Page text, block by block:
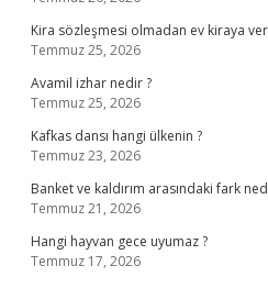
Kira sözleşmesi olmadan ev kiraya
Temmuz 25, 2026
Avamil izhar nedir ?
Temmuz 25, 2026
Kafkas dansı hangi ülkenin ?
Temmuz 23, 2026
Banket ve kaldırım arasındaki fark
Temmuz 21, 2026
Hangi hayvan gece uyumaz ?
Temmuz 17, 2026